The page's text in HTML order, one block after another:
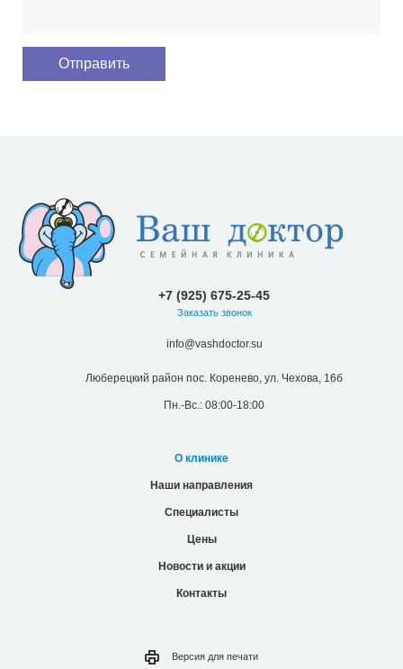
+7 (925) 675-25-45
Заказать звонок
info@vashdoctor.su
Люберецкий район пос. Коренево, ул. Чехова, 16б
Пн.-Вс.: 08:00-18:00
О клинике
Наши направления
Специалисты
Цены
Новости и акции
Контакты
Версия для печати